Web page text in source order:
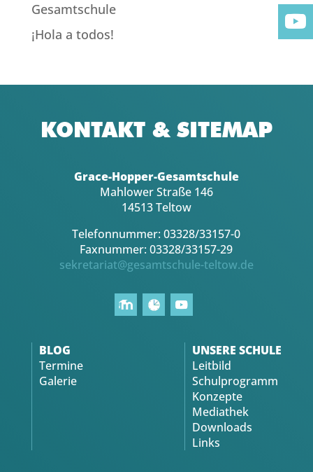
Gesamtschule
¡Hola a todos!
KONTAKT & SITEMAP
Grace-Hopper-Gesamtschule
Mahlower Straße 146
14513 Teltow
Telefonnummer: 03328/33157-0
Faxnummer: 03328/33157-29
sekretariat@gesamtschule-teltow.de
BLOG
Termine
Galerie
UNSERE SCHULE
Leitbild
Schulprogramm
Konzepte
Mediathek
Downloads
Links